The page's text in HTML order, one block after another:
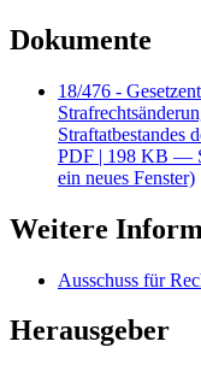
Dokumente
18/476 -
Straftatbestandes
PDF | 198 KB —
ein neues Fenster)
Weitere
Ausschuss für
Herausgeber